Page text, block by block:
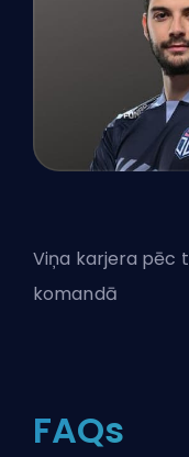
Viņa karjera pēc
komandā
FAQs